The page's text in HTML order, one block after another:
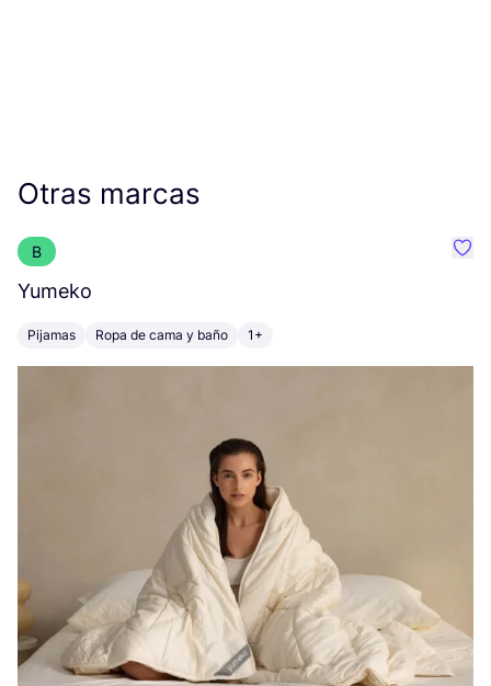
Otras marcas
B
Yumeko
Pijamas Ropa de cama y baño 1+